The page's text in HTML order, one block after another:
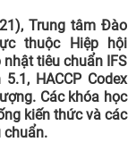
Trung tâm Đào
thuộc Hiệp hội
tiêu chuẩn IFS
HACCP Codex
Các khóa học
kiến thức và các
chuẩn.